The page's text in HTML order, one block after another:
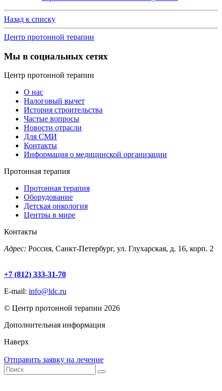
Назад к списку
Центр протонной терапии
Мы в социальных сетях
Центр протонной терапии
О нас
Налоговый вычет
История строительства
Частые вопросы
Новости отрасли
Для СМИ
Контакты
Информация о медицинской организации
Протонная терапия
Протонная терапия
Оборудование
Детская онкология
Центры в мире
Контакты
Адрес: Россия, Санкт-Петербург, ул. Глухарская, д. 16, корп. 2
+7 (812) 333-31-70
E-mail: info@ldc.ru
© Центр протонной терапии 2026
Дополнительная информация
Наверх
Отправить заявку на лечение